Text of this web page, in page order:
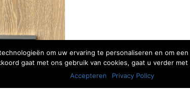
om uw ervaring te personaliseren en om
gaat met ons gebruik van cookies, gaat u verder
Accepteren
Privacy Policy